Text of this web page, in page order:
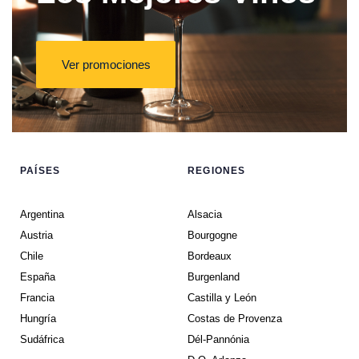
PAÍSES
Argentina
Austria
Chile
España
Francia
Hungría
Sudáfrica
REGIONES
Alsacia
Bourgogne
Bordeaux
Burgenland
Castilla y León
Costas de Provenza
Dél-Pannónia
Ver promociones